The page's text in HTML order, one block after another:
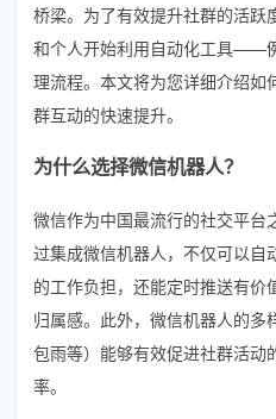
桥梁。为了有效提升社群的活跃
和个人开始利用自动化工具——
理流程。本文将为您详细介绍如
群互动的快速提升。
为什么选择微信机器人？
微信作为中国最流行的社交平台
过集成微信机器人，不仅可以自
的工作负担，还能定时推送有价
归属感。此外，微信机器人的多
包雨等）能够有效促进社群活动
率。